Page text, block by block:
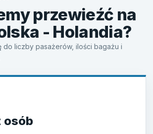
przewieźć na
- Holandia?
do liczby pasażerów, ilości bagażu i
osób